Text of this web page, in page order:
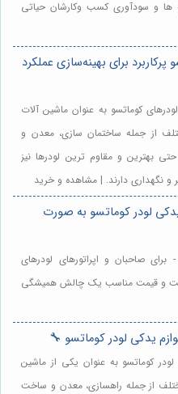
ها و سودآوری کسب وکارشان حیاتی
پرکاربرد برای بهینه‌سازی عملکرد
کوماتسو به عنوان ماشین آلات
از جمله ساختمان سازی، معدن و
بهترین و مقاوم ترین لودرها نیز
و نگهداری دارند. | مشاهده و خرید
یدکی لودر کوماتسو به صورت
صاحبان و اپراتورهای لودرهای
و قیمت مناسب یک چالش همیشگی
کوماتسو به عنوان یکی از ماشین
از جمله راهسازی، معدن و ساخت